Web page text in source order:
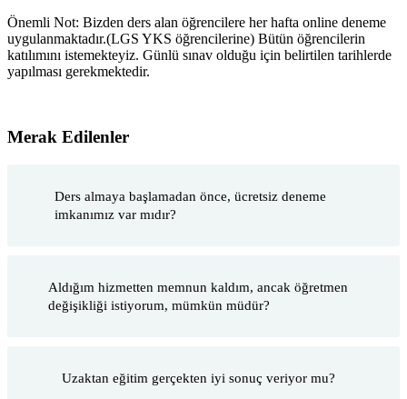
Önemli Not: Bizden ders alan öğrencilere her hafta online deneme
uygulanmaktadır.(LGS YKS öğrencilerine) Bütün öğrencilerin
katılımını istemekteyiz. Günlü sınav olduğu için belirtilen tarihlerde
yapılması gerekmektedir.
Merak Edilenler
Ders almaya başlamadan önce, ücretsiz deneme
imkanımız var mıdır?
Aldığım hizmetten memnun kaldım, ancak öğretmen
değişikliği istiyorum, mümkün müdür?
Uzaktan eğitim gerçekten iyi sonuç veriyor mu?